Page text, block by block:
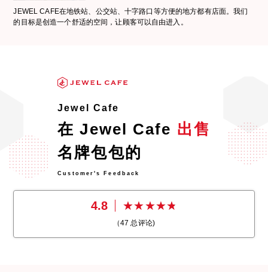
JEWEL CAFE在地铁站、公交站、十字路口等方便的地方都有店面。我们
的目标是创造一个舒适的空间，让顾客可以自由进入。
Jewel Cafe
在 Jewel Cafe 出售
名牌包包的
Customer's Feedback
4.8
（47 总评论)